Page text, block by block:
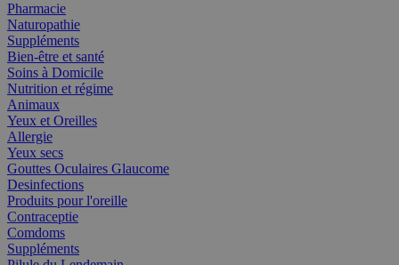
Pharmacie
Naturopathie
Suppléments
Bien-être et santé
Soins à Domicile
Nutrition et régime
Animaux
Yeux et Oreilles
Allergie
Yeux secs
Gouttes Oculaires Glaucome
Desinfections
Produits pour l'oreille
Contraceptie
Comdoms
Suppléments